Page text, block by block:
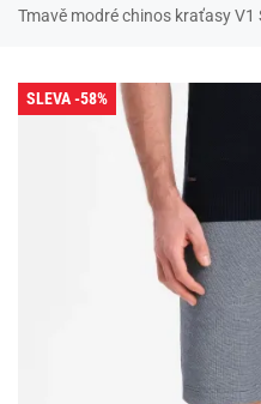
Tmavě modré chinos kraťasy V1
SLEVA -58%